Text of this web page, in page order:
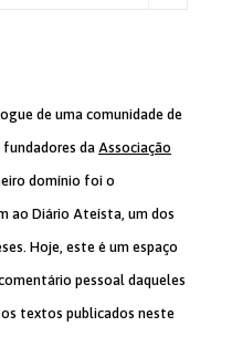
de uma comunidade de
daAssociação
domínio foi o
ao Diário Ateísta, um dos
Hoje, este é um espaço
pessoal daqueles
textos publicados neste